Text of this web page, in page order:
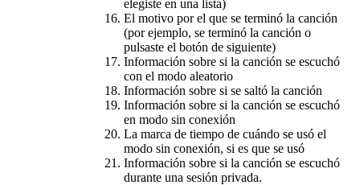
elegiste en una lista)
El motivo por el que se terminó la canción
(por ejemplo, se terminó la canción o
pulsaste el botón de siguiente)
Información sobre si la canción se escuchó
con el modo aleatorio
Información sobre si se saltó la canción
Información sobre si la canción se escuchó
en modo sin conexión
La marca de tiempo de cuándo se usó el
modo sin conexión, si es que se usó
Información sobre si la canción se escuchó
durante una sesión privada.